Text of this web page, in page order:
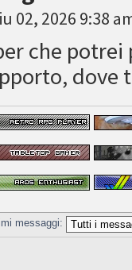
02, 2026 9:38
che
dove
messaggi: